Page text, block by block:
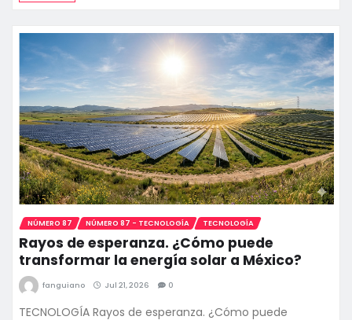
NÚMERO 87 NÚMERO 87 - TECNOLOGÍA TECNOLOGÍA
Rayos de esperanza. ¿Cómo puede
transformar la energía solar a México?
fanguiano Jul 21, 2026 0
TECNOLOGÍA Rayos de esperanza. ¿Cómo puede